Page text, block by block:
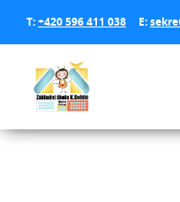
T:+420 596 411 038 E: